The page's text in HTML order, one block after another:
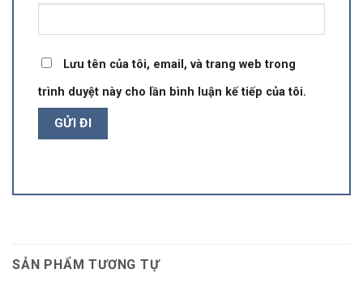
Lưu tên của tôi, email, và trang web trong
trình duyệt này cho lần bình luận kế tiếp của tôi.
SẢN PHẨM TƯƠNG TỰ